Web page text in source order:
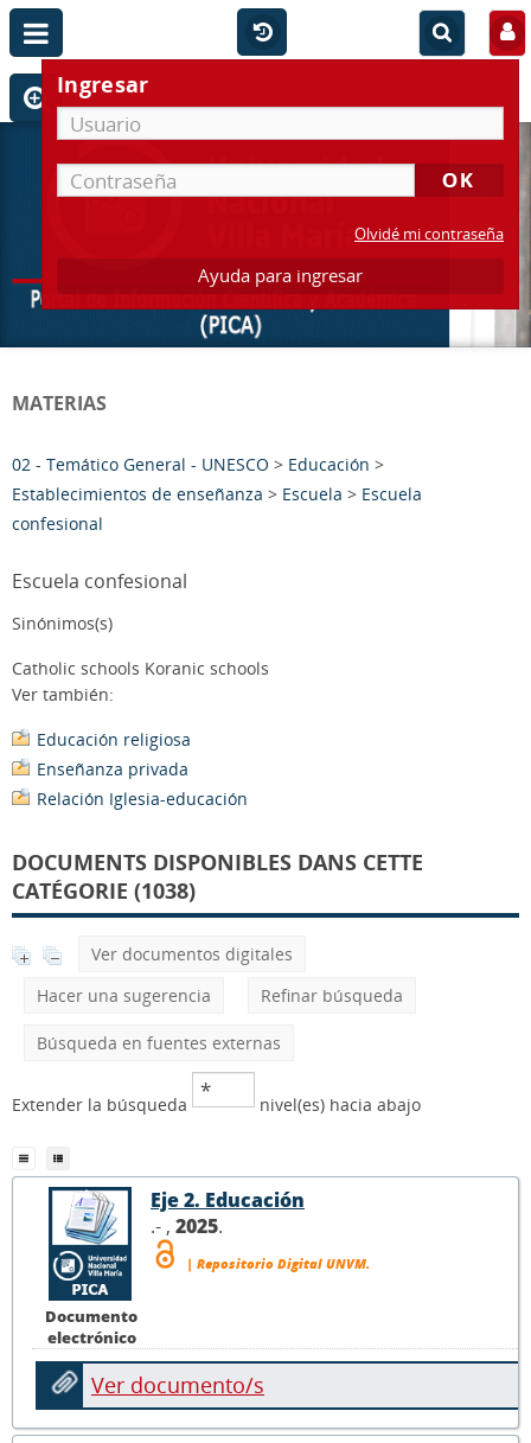
Ingresar
Olvidé mi contraseña
Ayuda para ingresar
MATERIAS
02 - Temático General - UNESCO > Educación >
Establecimientos de enseñanza > Escuela > Escuela
confesional
Escuela confesional
Sinónimos(s)
Catholic schools Koranic schools
Ver también:
Educación religiosa
Enseñanza privada
Relación Iglesia-educación
DOCUMENTS DISPONIBLES DANS CETTE
CATÉGORIE (1038)
Ver documentos digitales
Hacer una sugerencia
Refinar búsqueda
Búsqueda en fuentes externas
Extender la búsqueda nivel(es) hacia abajo
Documento
electrónico
Eje 2. Educación
.- , 2025.
| Repositorio Digital UNVM.
Ver documento/s